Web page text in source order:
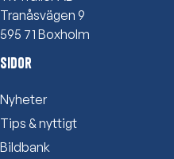
Tranåsvägen 9
595 71 Boxholm
Sidor
Nyheter
Tips & nyttigt
Bildbank